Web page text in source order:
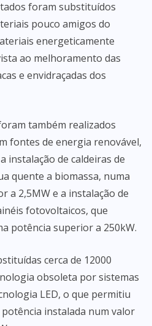
foram substituídos
pouco amigos do
energeticamente
ao melhoramento das
e envidraçadas dos
também realizados
fontes de energia renovável,
instalação de caldeiras de
quente a biomassa, numa
a 2,5MW e a instalação de
fotovoltaicos, que
potência superior a 250kW.
cerca de 12000
obsoleta por sistemas
LED, o que permitiu
instalada num valor